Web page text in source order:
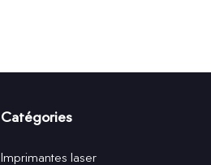
Catégories
Imprimantes laser